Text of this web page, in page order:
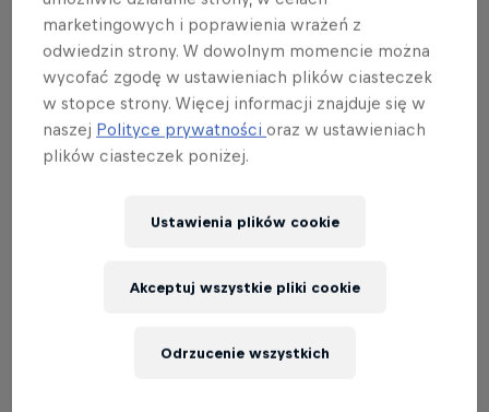
częścią mięśni za pomocą zaledwie kilku
ćwiczeń i zwiększyć spalanie kalorii znacznie
bardziej niż na przykład w przypadku treningu
górnej części ciała.
Trening nóg najbardziej zwiększa produkcję
budowania mięśni.
tym samym większą stabilność. Im bardziej
wytworzyć w tułowiu i kończynach górnych -
marketingowych i poprawienia wrażeń z
odwiedzin strony. W dowolnym momencie można
wycofać zgodę w ustawieniach plików ciasteczek
w stopce strony. Więcej informacji znajduje się w
naszej Polityce prywatnościoraz w ustawieniach
plików ciasteczek poniżej.
Ustawienia plików cookie
Odrzucenie wszystkich
Akceptuj wszystkie pliki cookie